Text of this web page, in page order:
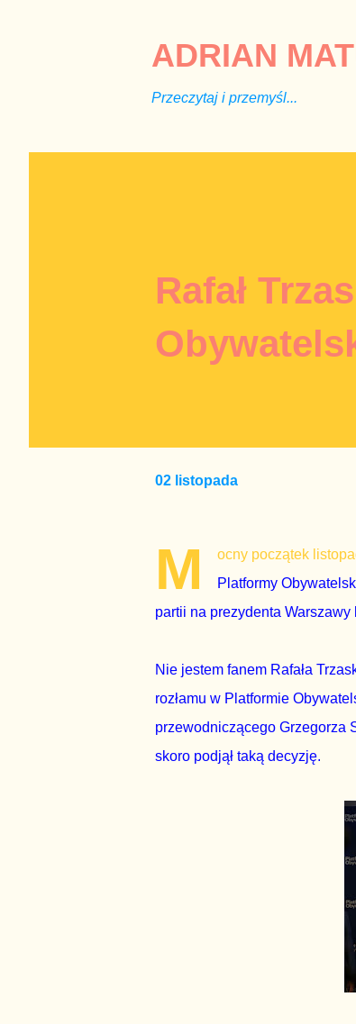
ADRIAN
Przeczytaj i przemyśl...
Rafał
02 listopada
M
ocny początek
Platformy
partii na prezydenta Warszawy
Nie jestem fanem Rafała
rozłamu w Platformie
przewodniczącego Grzegorza
skoro podjął taką decyzję.